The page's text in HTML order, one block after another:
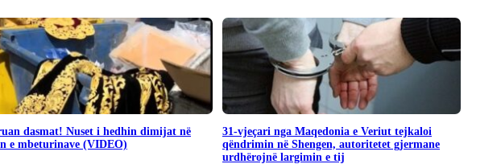
dasmat! Nuset i hedhin dimijat në
e mbeturinave (VIDEO)
31-vjeçari nga Maqedonia e Veriut tejkaloi
qëndrimin në Shengen, autoritetet gjermane
urdhërojnë largimin e tij